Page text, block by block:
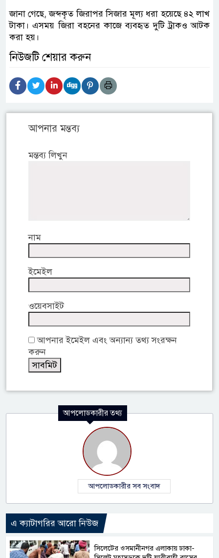
জানা গেছে, জব্দকৃত জিরাপর সিজার মূল্য ধরা হয়েছে ৪২ লাখ
টাকা। এসময় জিরা বহনের কাজে ব্যবহৃত দুটি ট্রাকও আটক
করা হয়।
নিউজটি শেয়ার করুন
আপনার মন্তব্য
মন্তব্য লিখুন
নাম
ইমেইল
ওয়েবসাইট
আপনার ইমেইল এবং অন্যান্য তথ্য সংরক্ষন
করুন
আপলোডকারীর তথ্য
আপলোডকারীর সব সংবাদ
এ ক্যাটাগরির আরো নিউজ
সিলেটের ওসমানীনগর এলাকায় ঢাকা-